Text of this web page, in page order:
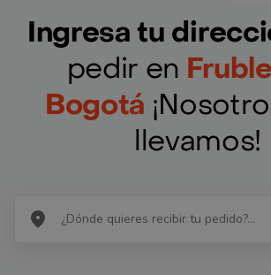
Ingresa tu
pedir en
Bogotá
llevamos!